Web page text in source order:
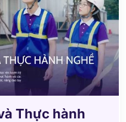
Thực hành